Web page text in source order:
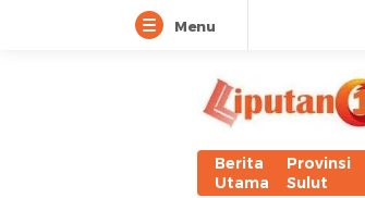
Menu
Berita
Utama
Provinsi
Sulut